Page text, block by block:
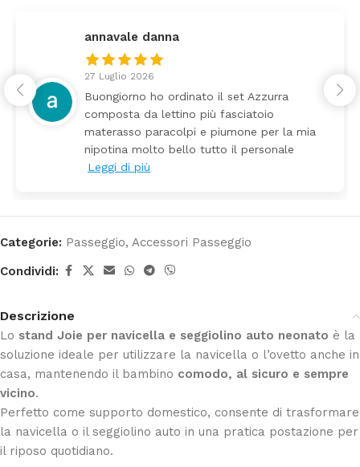
il set Azzurra
fasciatoio
piumone per la mia
il personale
Tutti perfetto! Ho
arrivato ben imballato
Prezzo ottimi rispetto
Categorie: Passeggio, Accessori Passeggio
Condividi:
Descrizione
Lo stand Joie per navicella e seggiolino auto neonato è la
soluzione ideale per utilizzare la navicella o l’ovetto anche in
casa, mantenendo il bambino comodo, al sicuro e sempre
vicino.
Perfetto come supporto domestico, consente di trasformare
la navicella o il seggiolino auto in una pratica postazione per
il riposo quotidiano.